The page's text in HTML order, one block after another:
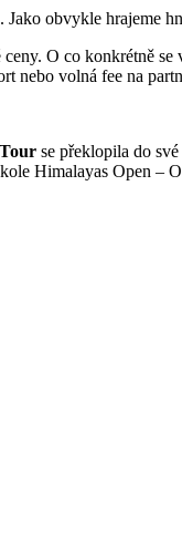
obvykle hrajeme
O co konkrétně
nebo volná fee na
se překlopila do
Himalayas Open –